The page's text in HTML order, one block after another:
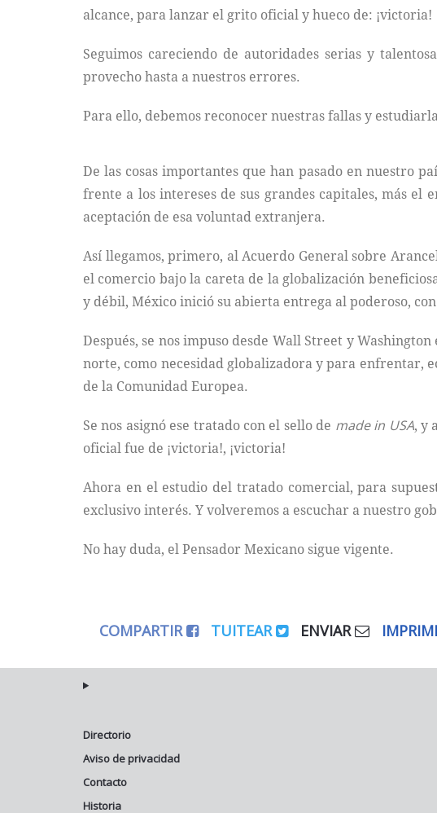
alcance, para lanzar el grito oficial y hueco de: ¡victoria!
Seguimos careciendo de autoridades serias y
provecho hasta a nuestros errores.
Para ello, debemos reconocer nuestras fallas y
De las cosas importantes que han pasado en nuestro
frente a los intereses de sus grandes capitales, más el
aceptación de esa voluntad extranjera.
Así llegamos, primero, al Acuerdo General sobre
el comercio bajo la careta de la globalización
y débil, México inició su abierta entrega al poderoso,
Después, se nos impuso desde Wall Street y
norte, como necesidad globalizadora y para enfrentar,
de la Comunidad Europea.
Se nos asignó ese tratado con el sello de made in USA, y
oficial fue de ¡victoria!, ¡victoria!
Ahora en el estudio del tratado comercial, para
exclusivo interés. Y volveremos a escuchar a nuestro
No hay duda, el Pensador Mexicano sigue vigente.
COMPARTIR TUITEAR ENVIAR
Directorio
Aviso de privacidad
Contacto
Historia